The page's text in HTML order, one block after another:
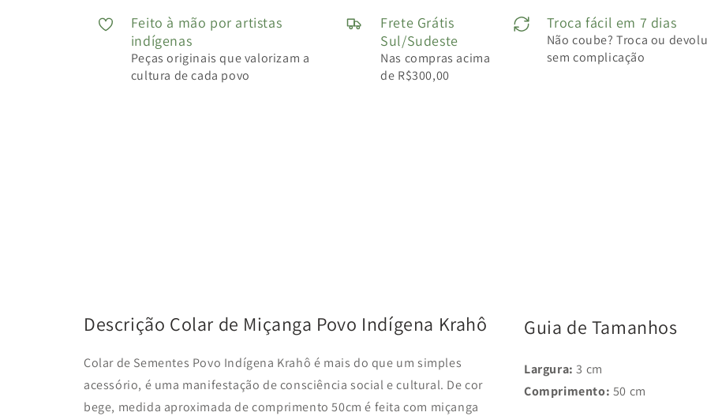
Feito à mão por artistas
indígenas
Peças originais que valorizam a
cultura de cada povo
Frete Grátis
Sul/Sudeste
Nas compras acima
de R$300,00
Troca fácil em 7 dias
Não coube? Troca ou
sem complicação
Descrição Colar de Miçanga Povo Indígena Krahô
Colar de Sementes Povo Indígena Krahô é mais do que um simples
acessório, é uma manifestação de consciência social e cultural. De cor
bege, medida aproximada de comprimento 50cm é feita com miçanga
Guia de Tamanhos
Largura: 3 cm
Comprimento: 50 cm